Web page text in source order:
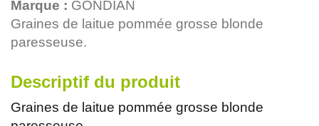
Marque : GONDIAN
Graines de laitue pommée grosse blonde
paresseuse.
Descriptif du produit
Graines de laitue pommée grosse blonde